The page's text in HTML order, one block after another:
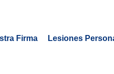
Firma Lesiones